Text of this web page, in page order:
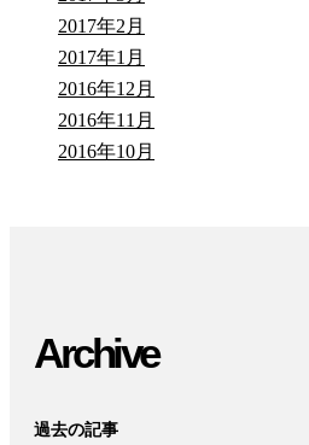
2017年2月
2017年1月
2016年12月
2016年11月
2016年10月
Archive
過去の記事